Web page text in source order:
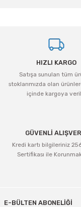
Ürün resmi kalitesiz,
Ürün açıklamasında
Ürün bilgilerinde
Ürün fiyatı diğer
HIZLI KARGO
Satışa sunulan tüm
stoklarımızda olan
içinde kargoya
GÜVENLİ
Kredi kartı bilgileriniz
Sertifikası ile
E-BÜLTEN ABONELİĞİ